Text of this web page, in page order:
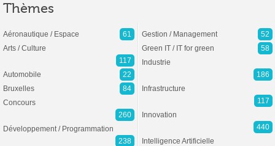
Thèmes
Aéronautique / Espace
61
Arts / Culture
117
Automobile
22
Bruxelles
84
Concours
260
Développement / Programmation
238
Gestion / Management
52
Green IT / IT for green
58
Industrie
186
Infrastructure
117
Innovation
440
Intelligence Artificielle